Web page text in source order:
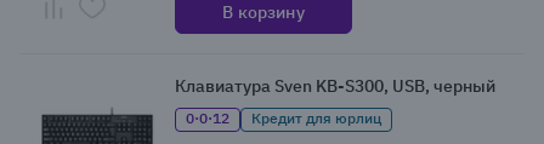
В корзину
Клавиатура Sven KB-S300, USB, черный
0·0·12
Кредит для юрлиц